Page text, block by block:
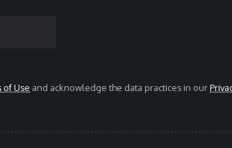
of Use and acknowledge the data practices in our